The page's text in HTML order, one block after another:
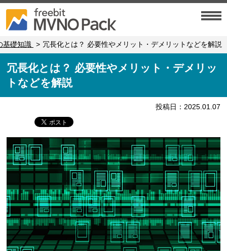
基礎知識 冗長化とは？ 必要性やメリット・デメリットなどを解説
冗長化とは？ 必要性やメリット・デメリッ
トなどを解説
投稿日：2025.01.07